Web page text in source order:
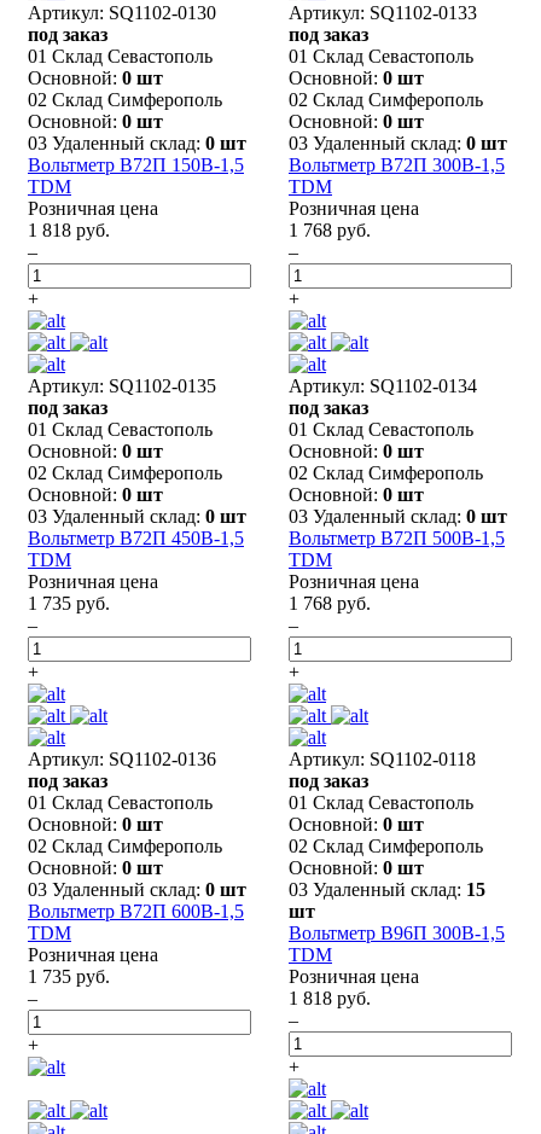
Артикул: SQ1102-0130
под заказ
01 Склад Севастополь
Основной: 0 шт
02 Склад Симферополь
Основной: 0 шт
03 Удаленный склад: 0 шт
Вольтметр В72П 150В-1,5
TDM
Розничная цена
1 818 руб.
–
+
Артикул: SQ1102-0133
под заказ
01 Склад Севастополь
Основной: 0 шт
02 Склад Симферополь
Основной: 0 шт
03 Удаленный склад: 0 шт
Вольтметр В72П 300В-1,5
TDM
Розничная цена
1 768 руб.
–
+
Артикул: SQ1102-0135
под заказ
01 Склад Севастополь
Основной: 0 шт
02 Склад Симферополь
Основной: 0 шт
03 Удаленный склад: 0 шт
Вольтметр В72П 450В-1,5
TDM
Розничная цена
1 735 руб.
–
+
Артикул: SQ1102-0134
под заказ
01 Склад Севастополь
Основной: 0 шт
02 Склад Симферополь
Основной: 0 шт
03 Удаленный склад: 0 шт
Вольтметр В72П 500В-1,5
TDM
Розничная цена
1 768 руб.
–
+
Артикул: SQ1102-0136
под заказ
01 Склад Севастополь
Основной: 0 шт
02 Склад Симферополь
Основной: 0 шт
03 Удаленный склад: 0 шт
Вольтметр В72П 600В-1,5
TDM
Розничная цена
1 735 руб.
–
+
Артикул: SQ1102-0118
под заказ
01 Склад Севастополь
Основной: 0 шт
02 Склад Симферополь
Основной: 0 шт
03 Удаленный склад: 15
шт
Вольтметр В96П 300В-1,5
TDM
Розничная цена
1 818 руб.
–
+